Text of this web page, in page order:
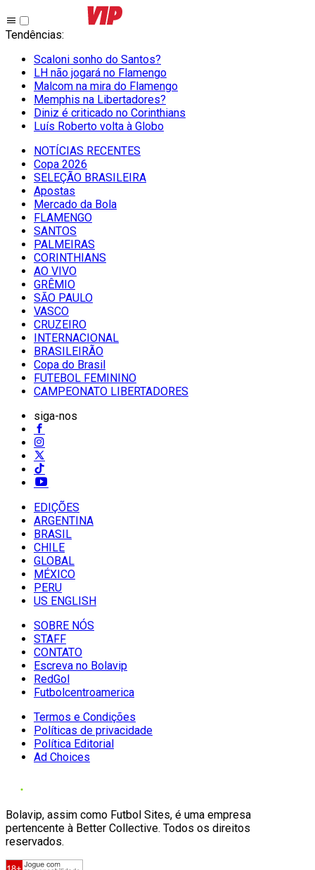
Tendências:
Scaloni sonho do Santos?
LH não jogará no Flamengo
Malcom na mira do Flamengo
Memphis na Libertadores?
Diniz é criticado no Corinthians
Luís Roberto volta à Globo
NOTÍCIAS RECENTES
Copa 2026
SELEÇÃO BRASILEIRA
Apostas
Mercado da Bola
FLAMENGO
SANTOS
PALMEIRAS
CORINTHIANS
AO VIVO
GRÊMIO
SĀO PAULO
VASCO
CRUZEIRO
INTERNACIONAL
BRASILEIRÃO
Copa do Brasil
FUTEBOL FEMININO
CAMPEONATO LIBERTADORES
siga-nos
EDIÇÕES
ARGENTINA
BRASIL
CHILE
GLOBAL
MÉXICO
PERU
US ENGLISH
SOBRE NÓS
STAFF
CONTATO
Escreva no Bolavip
RedGol
Futbolcentroamerica
Termos e Condições
Políticas de privacidade
Política Editorial
Ad Choices
Bolavip, assim como Futbol Sites, é uma empresa
pertencente à Better Collective. Todos os direitos
reservados.